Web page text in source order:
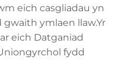
eich casgliadau yn
ymlaen llaw.Yr
eich Datganiad
fydd